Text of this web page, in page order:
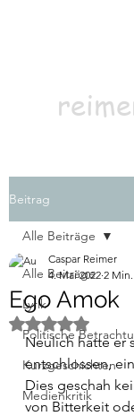
Beitrag
Alle Beiträge
Lyrik
Politische
Kurzgeschichten
Medienkritik
Alle Beiträge
Ego Amok
Caspar Reimer
4. Mai 2022 2
Mit NaN von 5
Neulich hatte er
entschlossen,
Dies geschah
von Bitterkeit